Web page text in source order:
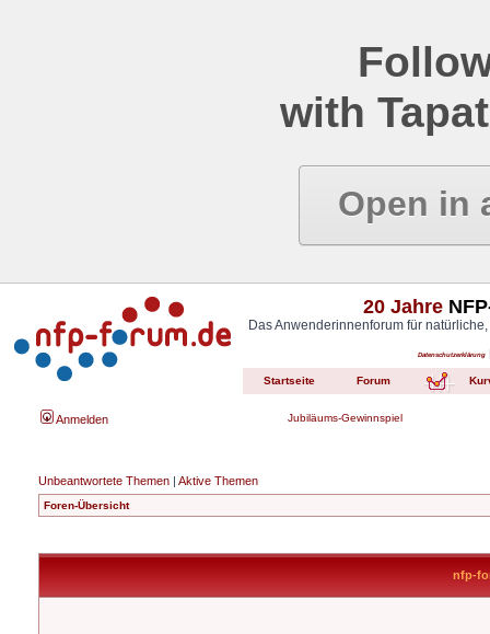
with
Open in
20 Jahre
Das Anwenderinnenforum für
Datenschutzerklärung
Startseite Forum
Anmelden Jubiläums-Gewinnspiel
Unbeantwortete Themen | Aktive Themen
Foren-Übersicht
nfp-